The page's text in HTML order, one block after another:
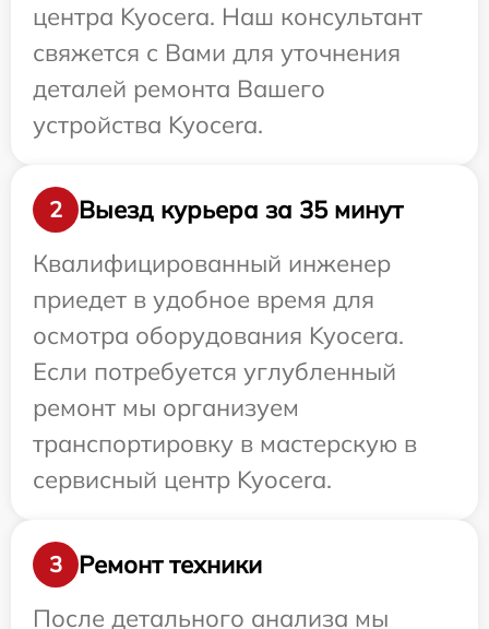
центра Kyocera. Наш консультант
свяжется с Вами для уточнения
деталей ремонта Вашего
устройства Kyocera.
2
Выезд курьера за 35 минут
Квалифицированный инженер
приедет в удобное время для
осмотра оборудования Kyocera.
Если потребуется углубленный
ремонт мы организуем
транспортировку в мастерскую в
сервисный центр Kyocera.
3
Ремонт техники
После детального анализа мы